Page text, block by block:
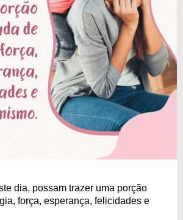
dia, possam trazer uma porção
força, esperança, felicidades e